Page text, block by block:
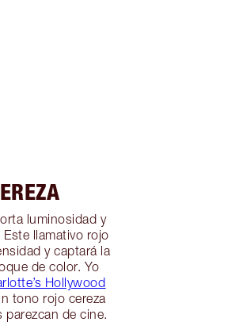
luminosidad y
llamativo rojo
y captará la
de color. Yo
Hollywood
tono rojo cereza
de cine.